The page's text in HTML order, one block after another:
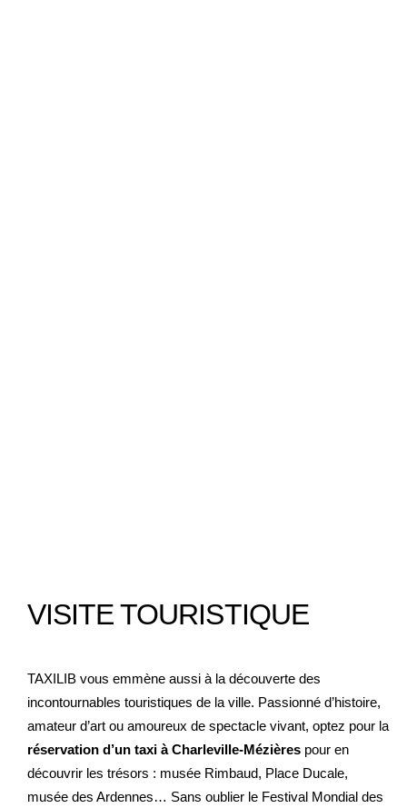
VISITE TOURISTIQUE
TAXILIB vous emmène aussi à la découverte des
incontournables touristiques de la ville. Passionné d’histoire,
amateur d’art ou amoureux de spectacle vivant, optez pour la
réservation d’un taxi à Charleville-Mézières pour en
découvrir les trésors : musée Rimbaud, Place Ducale,
musée des Ardennes… Sans oublier le Festival Mondial des